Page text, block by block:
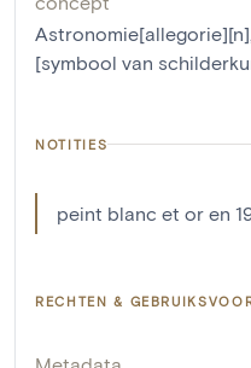
Astronomie[allegorie][n]
[symbool van
NOTITIES
peint blanc et or en
RECHTEN &